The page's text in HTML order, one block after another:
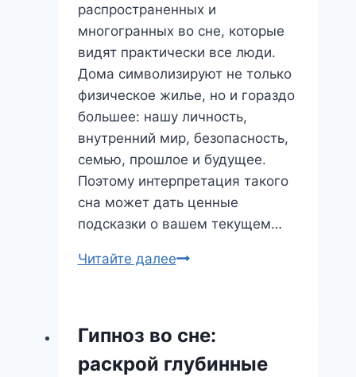
распространенных и
многогранных во сне, которые
видят практически все люди.
Дома символизируют не только
физическое жилье, но и гораздо
большее: нашу личность,
внутренний мир, безопасность,
семью, прошлое и будущее.
Поэтому интерпретация такого
сна может дать ценные
подсказки о вашем текущем…
Читайте далееСон
скрывают
стены
Гипноз во сне:
раскрой глубинные